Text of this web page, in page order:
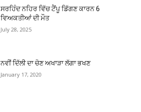
ਸਰਹਿੰਦ ਨਹਿਰ ਵਿੱਚ ਟੈਂਪੂ ਡਿੱਗਣ ਕਾਰਨ 6
ਵਿਅਕਤੀਆਂ ਦੀ ਮੌਤ
July 28, 2025
ਨਵੀਂ ਦਿੱਲੀ ਦਾ ਚੋਣ ਅਖਾੜਾ ਲੱਗਾ ਭਖਣ
January 17, 2020